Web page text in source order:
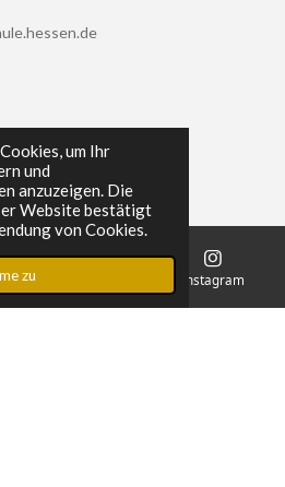
um Ihr
und
anzuzeigen. Die
Website bestätigt
von Cookies.
zu Instagram